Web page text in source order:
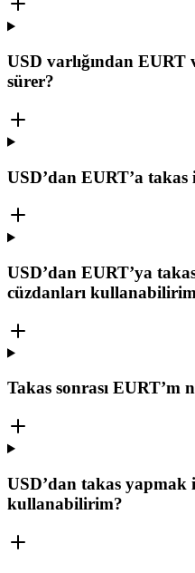
USD varlığından EURT
sürer?
USD’dan EURT’a
USD’dan EURT’ya
cüzdanları
Takas sonrası EURT’m
USD’dan takas
kullanabilirim?